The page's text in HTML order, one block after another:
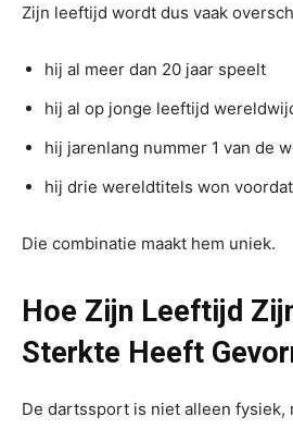
Zijn leeftijd wordt dus vaak
hij al meer dan 20 jaar speelt
hij al op jonge leeftijd
hij jarenlang nummer 1 van de
hij drie wereldtitels won
Die combinatie maakt hem uniek.
Hoe Zijn Leeftijd
Sterkte Heeft
De dartssport is niet alleen fysiek,